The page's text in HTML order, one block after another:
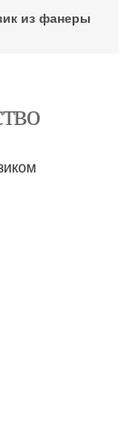
из фанеры